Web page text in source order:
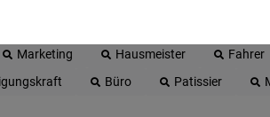
Marketing Hausmeister Fahrer
Büro Patissier